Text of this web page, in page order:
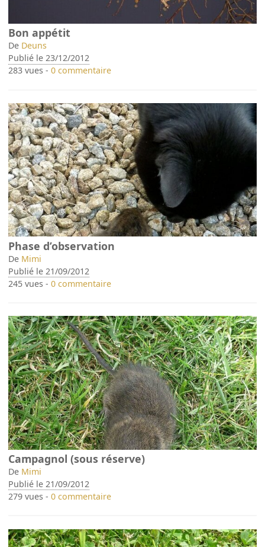
Bon appétit
De Deuns
Publié le 23/12/2012
283 vues -0 commentaire
Phase d’observation
De Mimi
Publié le 21/09/2012
245 vues -0 commentaire
Campagnol (sous réserve)
De Mimi
Publié le 21/09/2012
279 vues -0 commentaire